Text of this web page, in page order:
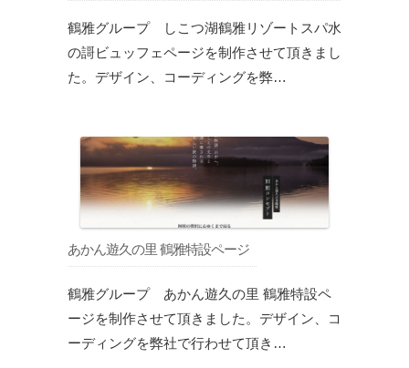
鶴雅グループ しこつ湖鶴雅リゾートスパ水
の謌ビュッフェページを制作させて頂きまし
た。デザイン、コーディングを弊…
あかん遊久の里 鶴雅特設ページ
鶴雅グループ あかん遊久の里 鶴雅特設ペ
ージを制作させて頂きました。デザイン、コ
ーディングを弊社で行わせて頂き…